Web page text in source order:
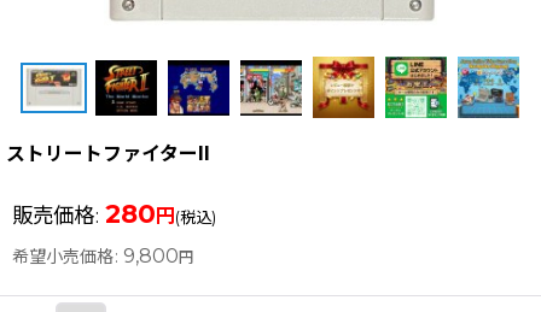
ストリートファイターII
販売価格: 280 円 (税込)
希望小売価格: 9,800 円